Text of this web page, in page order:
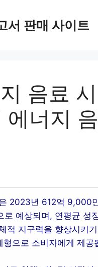
서 판매 사이트
음료
에너지
2023년 612억 9,000
예상되며, 연평균 성
적 지구력을 향상시키
으로 소비자에게 제공